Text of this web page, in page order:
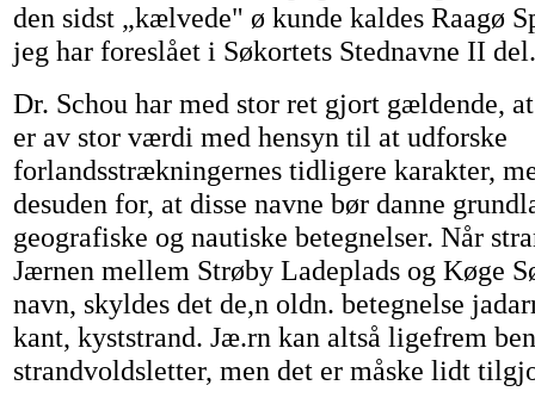
den sidst „kælvede" ø kunde kaldes Raagø
jeg har foreslået i Søkortets Stednavne II del.
Dr. Schou har med stor ret gjort gældende,
er av stor værdi med hensyn til at udforske
forlandsstrækningernes tidligere karakter,
desuden for, at disse navne bør danne
geografiske og nautiske betegnelser. Når
Jærnen mellem Strøby Ladeplads og Køge
navn, skyldes det de,n oldn. betegnelse
kant, kyststrand. Jæ.rn kan altså ligefrem
strandvoldsletter, men det er måske lidt